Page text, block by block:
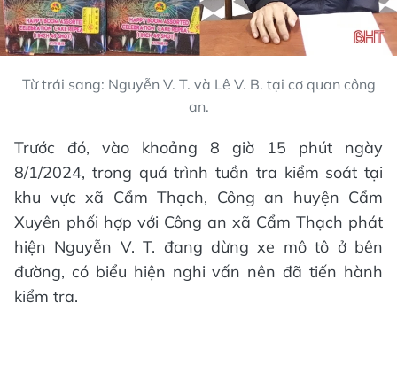
Từ trái sang: Nguyễn V. T. và Lê V. B. tại cơ quan công
an.
Trước đó, vào khoảng 8 giờ 15 phút ngày
8/1/2024, trong quá trình tuần tra kiểm soát tại
khu vực xã Cẩm Thạch, Công an huyện Cẩm
Xuyên phối hợp với Công an xã Cẩm Thạch phát
hiện Nguyễn V. T. đang dừng xe mô tô ở bên
đường, có biểu hiện nghi vấn nên đã tiến hành
kiểm tra.